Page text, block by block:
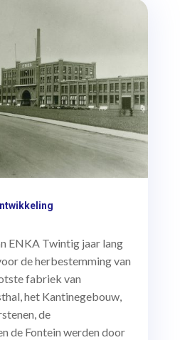
ENKA Twintig jaar lang
de herbestemming van
fabriek van
het Kantinegebouw,
de
de Fontein werden door